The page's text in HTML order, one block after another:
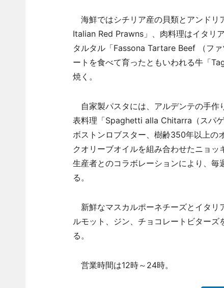
海鮮ではシチリア産の貝類とアンドリ
Italian Red Prawns」、肉料理はイタリ
タルタル「Fassona Tartare Beef （フ
ートを食べて育ったともいわれる牛「
焼く。
自家製パスタには、アルデンテの手作
表料理「Spaghetti alla Chitarra（スパ
ボストンロブスター、樹齢350年以上の
クオリーブオイルを組み合わせたニョ
生産者とのコラボレーションにより、
る。
新鮮なマスカルポーネチーズとイタリ
ルモット、ジン、チョコレートビター
る。
営業時間は12時～24時。